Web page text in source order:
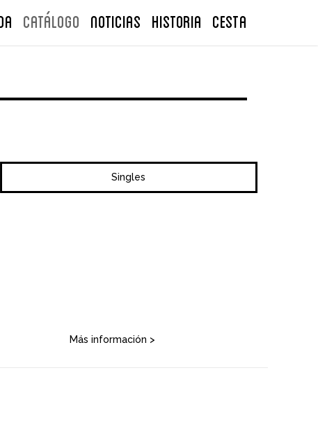
CESTA
Catálogo NOTICIAS Historia
Singles
Más información >